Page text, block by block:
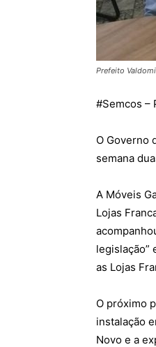
Prefeito
#Semcos –
O Governo
semana
A Móveis
Lojas
legislação”
as Lojas
O próximo
instalação
Novo e a